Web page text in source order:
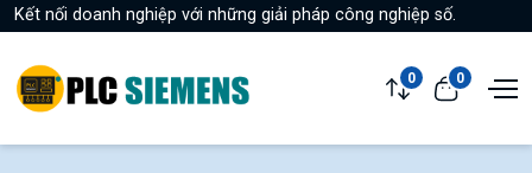
Kết nối doanh nghiệp với những giải pháp công nghiệp số.
0 0